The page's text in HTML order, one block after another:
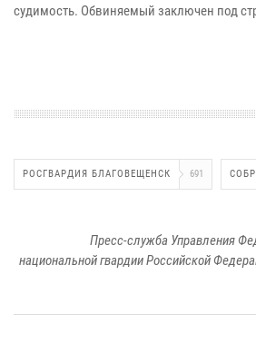
судимость. Обвиняемый заключен под
РОСГВАРДИЯ БЛАГОВЕЩЕНСК 691 СОБР
Пресс-служба Управления
национальной гвардии Российской